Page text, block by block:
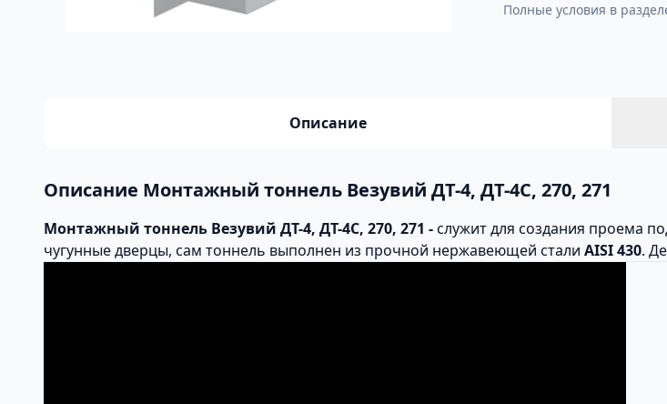
Полные условия в
Описание
Описание Монтажный тоннель Везувий ДТ-4, ДТ-4С, 270, 271
Монтажный тоннель Везувий ДТ-4, ДТ-4С, 270, 271 -служит для создания проема
чугунные дверцы, сам тоннель выполнен из прочной нержавеющей стали AISI 430.